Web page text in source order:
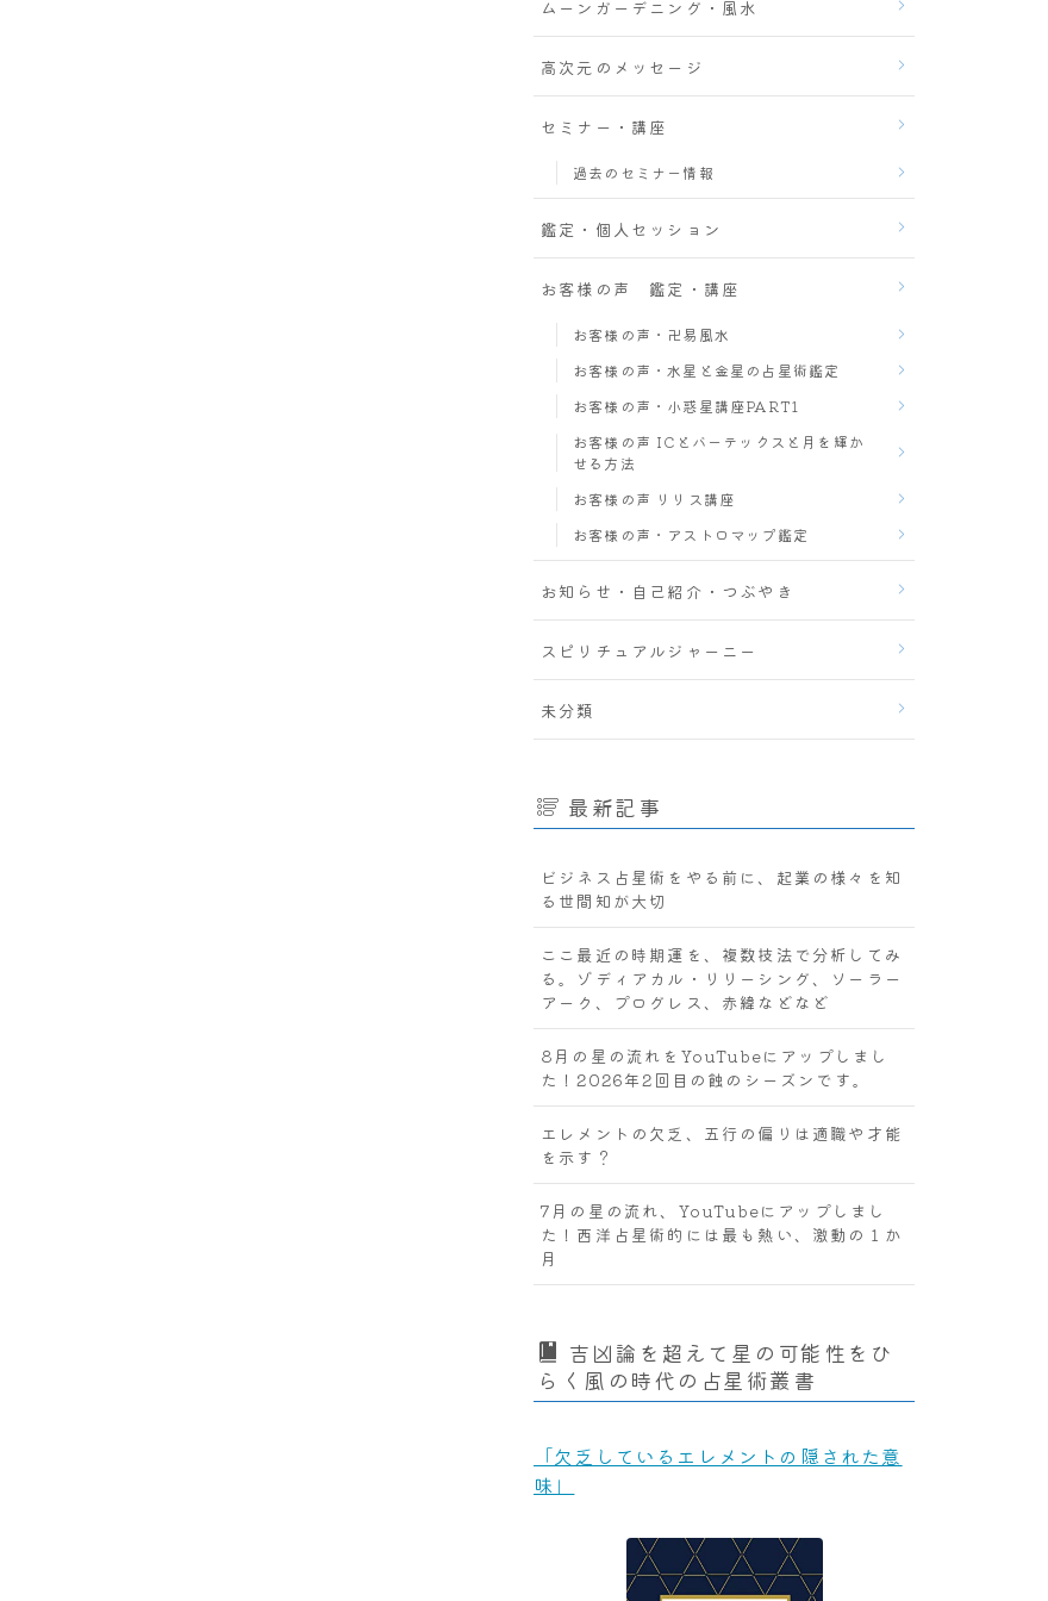
ムーンガーデニング・風水
高次元のメッセージ
セミナー・講座
過去のセミナー情報
鑑定・個人セッション
お客様の声 鑑定・講座
お客様の声・卍易風水
お客様の声・水星と金星の占星術鑑定
お客様の声・小惑星講座PART1
お客様の声 ICとバーテックスと月を輝か
せる方法
お客様の声 リリス講座
お客様の声・アストロマップ鑑定
お知らせ・自己紹介・つぶやき
スピリチュアルジャーニー
未分類
最新記事
ビジネス占星術をやる前に、起業の様々を知
る世間知が大切
ここ最近の時期運を、複数技法で分析してみ
る。ゾディアカル・リリーシング、ソーラー
アーク、プログレス、赤緯などなど
8月の星の流れをYouTubeにアップしまし
た！2026年2回目の蝕のシーズンです。
エレメントの欠乏、五行の偏りは適職や才能
を示す？
7月の星の流れ、YouTubeにアップしまし
た！西洋占星術的には最も熱い、激動の１か
月
吉凶論を超えて星の可能性をひ
らく風の時代の占星術叢書
「欠乏しているエレメントの隠された意
味」